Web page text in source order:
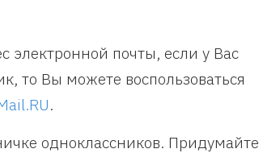
электронной почты, если у Вас
то Вы можете воспользоваться
.
одноклассников. Придумайте